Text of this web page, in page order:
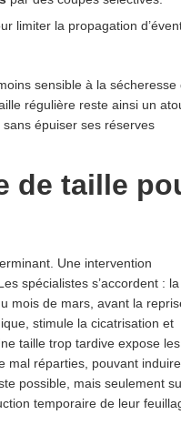
limiter la propagation
sensible à la sécheresse
régulière reste ainsi un
épuiser ses réserves
de taille
Une intervention
spécialistes s’accordent : la
mois de mars, avant la
stimule la cicatrisation et
taille trop tardive expose les
mal réparties, pouvant
possible, mais seulement
temporaire de leur